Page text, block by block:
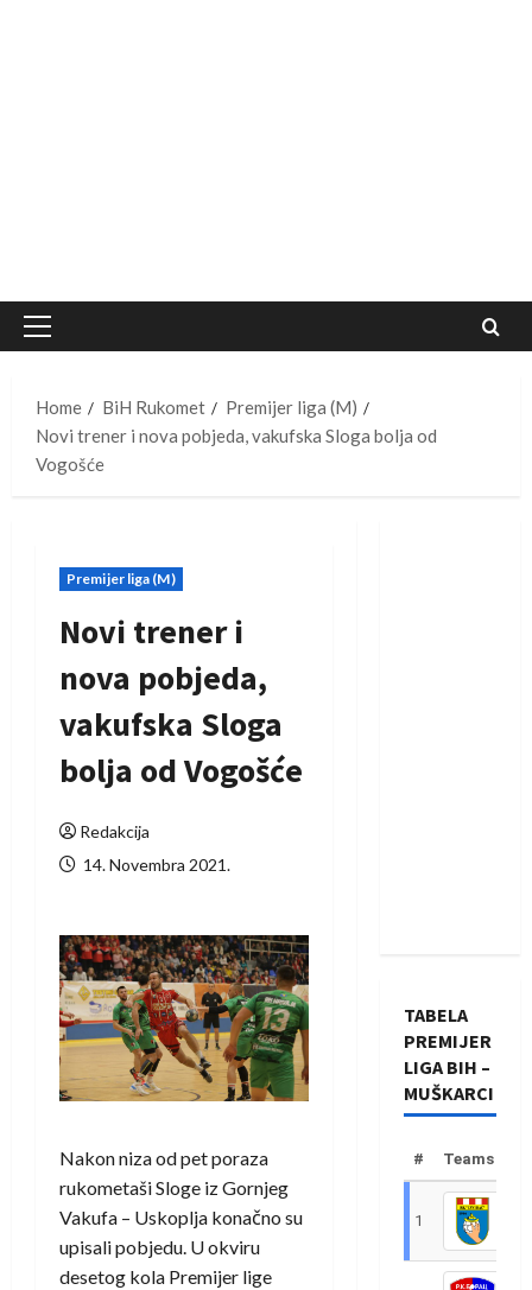
Primary
Home
BiH Rukomet
Premijer liga (M)
Novi trener i nova pobjeda, vakufska Sloga bolja od
Vogošće
Premijer liga (M)
Novi trener i
nova pobjeda,
vakufska Sloga
bolja od Vogošće
Redakcija
14. Novembra 2021.
Nakon niza od pet poraza
rukometaši Sloge iz Gornjeg
Vakufa – Uskoplja konačno su
upisali pobjedu. U okviru
desetog kola Premijer lige
TABELA
PREMIJER
LIGA BIH –
MUŠKARCI
# Teams
1